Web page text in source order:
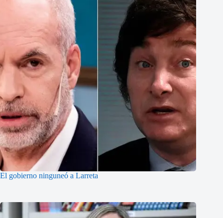
El gobierno ninguneó a Larreta